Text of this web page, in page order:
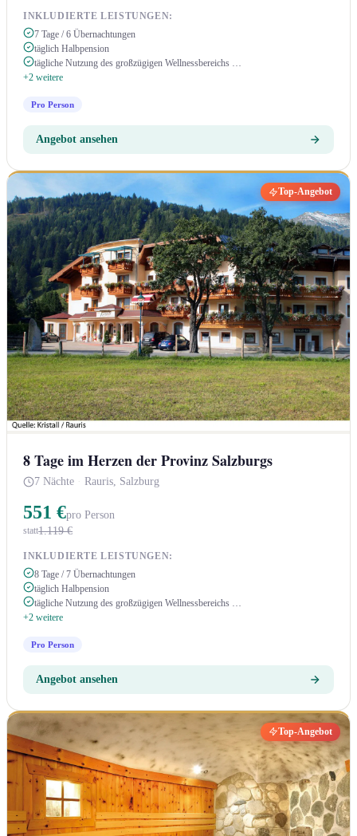
INKLUDIERTE LEISTUNGEN:
7 Tage / 6 Übernachtungen
täglich Halbpension
tägliche Nutzung des großzügigen Wellnessbereichs …
+2 weitere
Pro Person
Angebot ansehen
Top-Angebot
8 Tage im Herzen der Provinz Salzburgs
7 Nächte · Rauris, Salzburg
551 €pro Person
statt1.119 €
INKLUDIERTE LEISTUNGEN:
8 Tage / 7 Übernachtungen
täglich Halbpension
tägliche Nutzung des großzügigen Wellnessbereichs …
+2 weitere
Pro Person
Angebot ansehen
Top-Angebot